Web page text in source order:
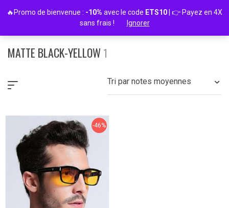
MATTE BLACK-YELLOW 1
Tri par notes moyennes
-46%
🔥Promo de bienvenue : -10% avec le code ETS10 | 👉 Payez en 4X
sans frais !
Ignorer